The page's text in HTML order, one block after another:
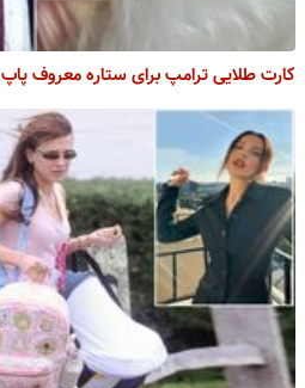
کارت طلایی ترامپ برای ستاره معروف پاپ